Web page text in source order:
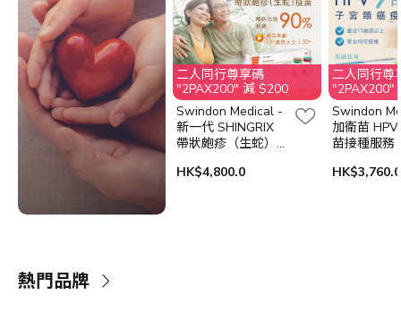
二人同行尊享碼
"2PAX200" 減 $200
Swindon Medical -
新一代 SHINGRIX
帶狀皰疹（生蛇）疫
HK$4,800.0
二人同行尊
"2PAX200"
Swindon
加衛苗
苗接種服務
HK$3,760.0
熱門品牌